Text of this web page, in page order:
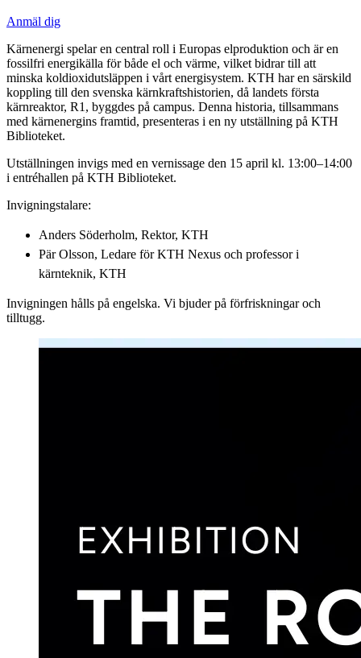
Anmäl dig
Kärnenergi spelar en central roll i Europas elproduktion och är en
fossilfri energikälla för både el och värme, vilket bidrar till att
minska koldioxidutsläppen i vårt energisystem. KTH har en särskild
koppling till den svenska kärnkraftshistorien, då landets första
kärnreaktor, R1, byggdes på campus. Denna historia, tillsammans
med kärnenergins framtid, presenteras i en ny utställning på KTH
Biblioteket.
Utställningen invigs med en vernissage den 15 april kl. 13:00–14:00
i entréhallen på KTH Biblioteket.
Invigningstalare:
Anders Söderholm, Rektor, KTH
Pär Olsson, Ledare för KTH Nexus och professor i
kärnteknik, KTH
Invigningen hålls på engelska. Vi bjuder på förfriskningar och
tilltugg.